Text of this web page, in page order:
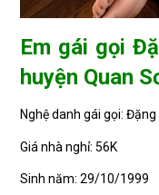
Em gái gọi
huyện Quan
Nghệ danh gái gọi: Đặng
Giá nhà nghỉ: 56K
Sinh năm: 29/10/1999